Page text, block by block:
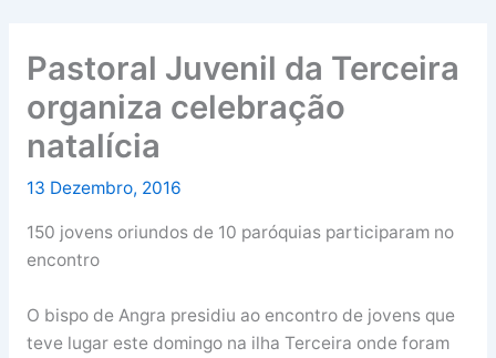
Pastoral Juvenil da Terceira
organiza celebração
natalícia
13 Dezembro, 2016
150 jovens oriundos de 10 paróquias participaram no
encontro
O bispo de Angra presidiu ao encontro de jovens que
teve lugar este domingo na ilha Terceira onde foram